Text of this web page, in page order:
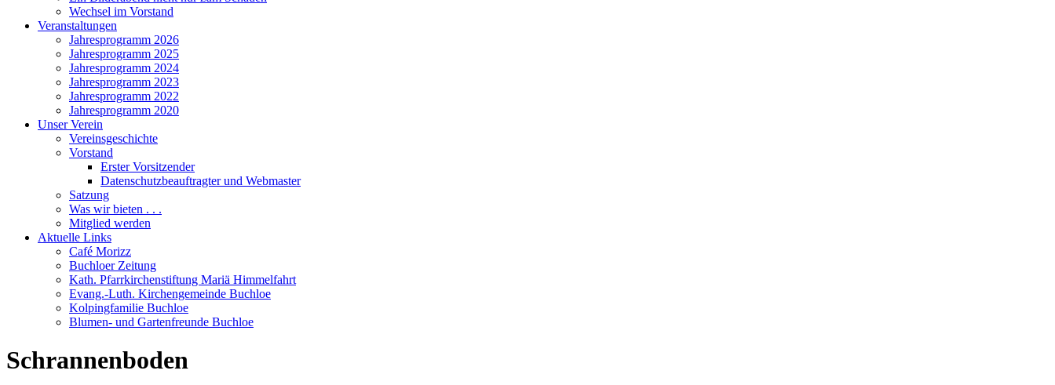
Wechsel im Vorstand
Veranstaltungen
Jahresprogramm 2026
Jahresprogramm 2025
Jahresprogramm 2024
Jahresprogramm 2023
Jahresprogramm 2022
Jahresprogramm 2020
Unser Verein
Vereinsgeschichte
Vorstand
Erster Vorsitzender
Datenschutzbeauftragter und Webmaster
Satzung
Was wir bieten . . .
Mitglied werden
Aktuelle Links
Café Morizz
Buchloer Zeitung
Kath. Pfarrkirchenstiftung Mariä Himmelfahrt
Evang.-Luth. Kirchengemeinde Buchloe
Kolpingfamilie Buchloe
Blumen- und Gartenfreunde Buchloe
Schrannenboden